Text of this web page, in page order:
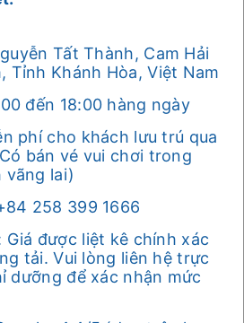
Tất Thành, Cam Hải
Tỉnh Khánh Hòa, Việt Nam
đến 18:00 hàng ngày
phí cho khách lưu trú qua
bán vé vui chơi trong
vãng lai)
258 399 1666
Giá được liệt kê chính xác
tải. Vui lòng liên hệ trực
dưỡng để xác nhận mức